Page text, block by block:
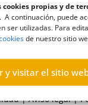
propias y de
A continuación, puede
ser utilizadas. Para
de nuestro sitio
y visitar el sitio
será de
de
|Aviso legal|